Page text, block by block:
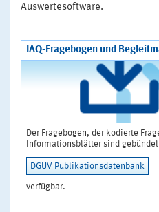
Auswertesoftware.
IAQ-Fragebogen und
Der Fragebogen, der kodierte
Informationsblätter sind
DGUV Publikationsdatenbank
verfügbar.